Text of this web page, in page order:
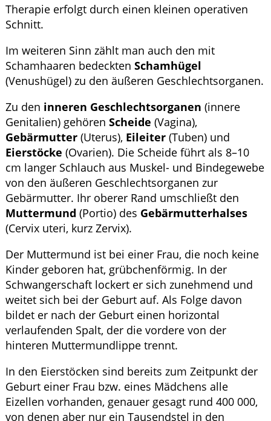
Therapie erfolgt durch einen kleinen operativen
Schnitt.
Im weiteren Sinn zählt man auch den mit
Schamhaaren bedeckten Schamhügel
(Venushügel) zu den äußeren Geschlechtsorganen.
Zu den inneren Geschlechtsorganen (innere
Genitalien) gehören Scheide (Vagina),
Gebärmutter (Uterus), Eileiter (Tuben) und
Eierstöcke (Ovarien). Die Scheide führt als 8–10
cm langer Schlauch aus Muskel- und Bindegewebe
von den äußeren Geschlechtsorganen zur
Gebärmutter. Ihr oberer Rand umschließt den
Muttermund (Portio) des Gebärmutterhalses
(Cervix uteri, kurz Zervix).
Der Muttermund ist bei einer Frau, die noch keine
Kinder geboren hat, grübchenförmig. In der
Schwangerschaft lockert er sich zunehmend und
weitet sich bei der Geburt auf. Als Folge davon
bildet er nach der Geburt einen horizontal
verlaufenden Spalt, der die vordere von der
hinteren Muttermundlippe trennt.
In den Eierstöcken sind bereits zum Zeitpunkt der
Geburt einer Frau bzw. eines Mädchens alle
Eizellen vorhanden, genauer gesagt rund 400 000,
von denen aber nur ein Tausendstel in den